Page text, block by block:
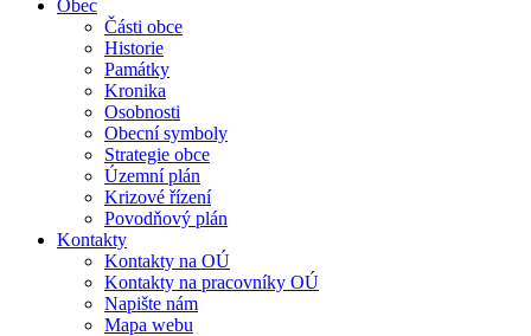
Obec
Části obce
Historie
Památky
Kronika
Osobnosti
Obecní symboly
Strategie obce
Územní plán
Krizové řízení
Povodňový plán
Kontakty
Kontakty na OÚ
Kontakty na pracovníky OÚ
Napište nám
Mapa webu